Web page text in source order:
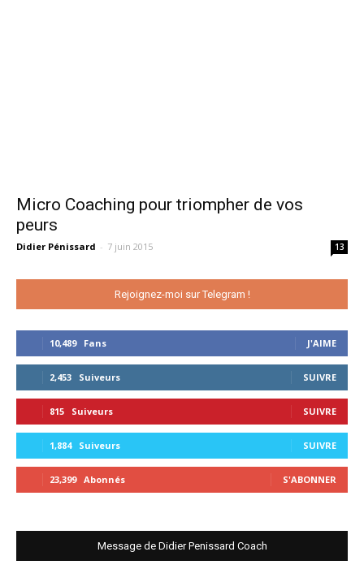
Micro Coaching pour triompher de vos
peurs
Didier Pénissard - 7 juin 2015 13
Rejoignez-moi sur Telegram !
10,489 Fans J'AIME
2,453 Suiveurs SUIVRE
815 Suiveurs SUIVRE
1,884 Suiveurs SUIVRE
23,399 Abonnés S'ABONNER
Message de Didier Penissard Coach